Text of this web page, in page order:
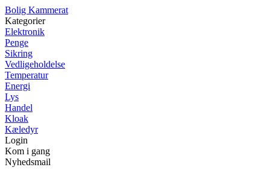
Bolig Kammerat
Kategorier
Elektronik
Penge
Sikring
Vedligeholdelse
Temperatur
Energi
Lys
Handel
Kloak
Kæledyr
Login
Kom i gang
Nyhedsmail